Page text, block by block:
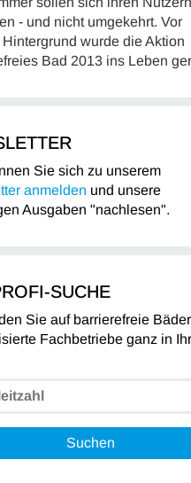
- und nicht umgekehrt. Vor
wurde die Aktion
Bad 2013 ins Leben
Sie sich zu unserem
anmelden und unsere
Ausgaben "nachlesen".
SUCHE
Sie auf barrierefreie Bäder
Fachbetriebe ganz in
Suchen